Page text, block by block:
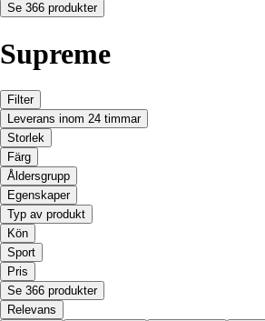
Se 366 produkter
Supreme
Filter
Leverans inom 24 timmar
Storlek
Färg
Åldersgrupp
Egenskaper
Typ av produkt
Kön
Sport
Pris
Se 366 produkter
Relevans